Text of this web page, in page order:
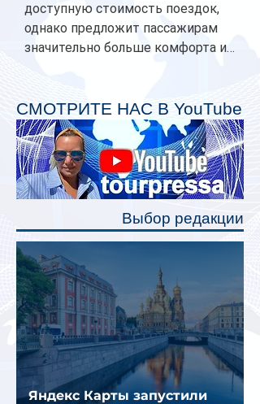
доступную стоимость поездок,
однако предложит пассажирам
значительно больше комфорта и
планируется начать в 2027 году.
Одним из главных нововведений
станут индивидуальные шторки у
каждого спального места. Они
позволят пассажирам закрыть свою
полку во время сна или отдыха,
СМОТРИТЕ НАС В YouTube
Выбор редакции
Яндекс Карты запустили